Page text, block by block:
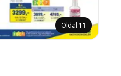
Oldal 11